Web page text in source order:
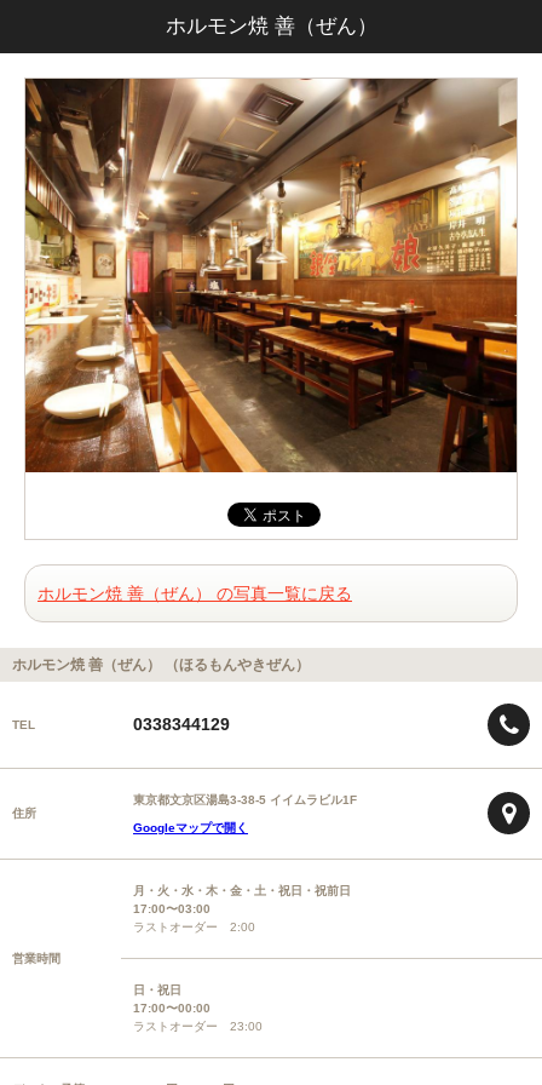
ホルモン焼 善（ぜん）
ホルモン焼 善（ぜん） の写真一覧に戻る
ホルモン焼 善（ぜん） （ほるもんやきぜん）
TEL 0338344129
住所
東京都文京区湯島3-38-5 イイムラビル1F
Googleマップで開く
営業時間
月・火・水・木・金・土・祝日・祝前日
17:00〜03:00
ラストオーダー 2:00
日・祝日
17:00〜00:00
ラストオーダー 23:00